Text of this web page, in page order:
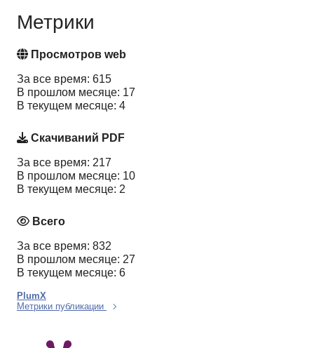
Метрики
Просмотров web
За все время: 615
В прошлом месяце: 17
В текущем месяце: 4
Скачиваний PDF
За все время: 217
В прошлом месяце: 10
В текущем месяце: 2
Всего
За все время: 832
В прошлом месяце: 27
В текущем месяце: 6
PlumX
Метрики публикации